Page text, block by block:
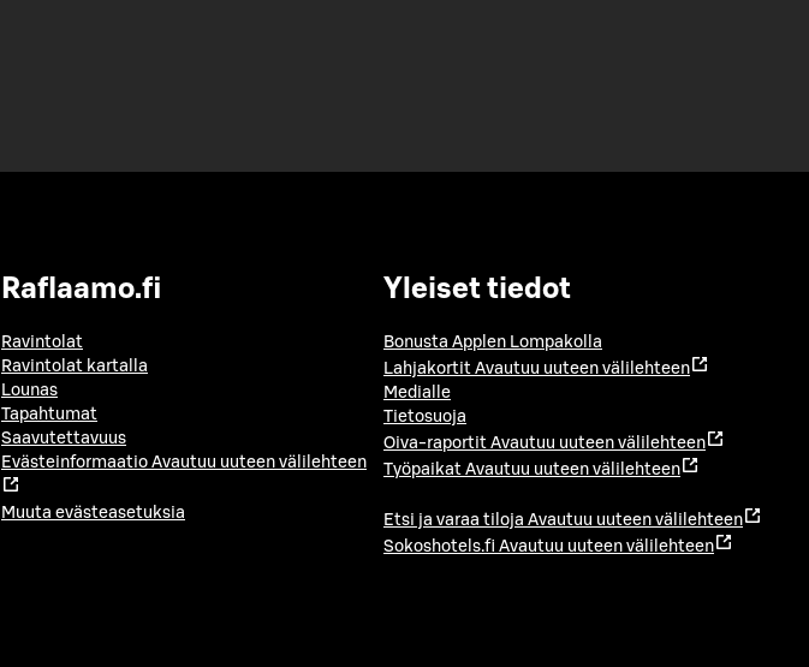
Raflaamo.fi
Ravintolat
Ravintolat kartalla
Lounas
Tapahtumat
Saavutettavuus
Evästeinformaatio Avautuu uuteen välilehteen
Muuta evästeasetuksia
Yleiset tiedot
Bonusta Applen Lompakolla
Lahjakortit Avautuu uuteen välilehteen
Medialle
Tietosuoja
Oiva-raportit Avautuu uuteen välilehteen
Työpaikat Avautuu uuteen välilehteen
Etsi ja varaa tiloja Avautuu uuteen välilehteen
Sokoshotels.fi Avautuu uuteen välilehteen